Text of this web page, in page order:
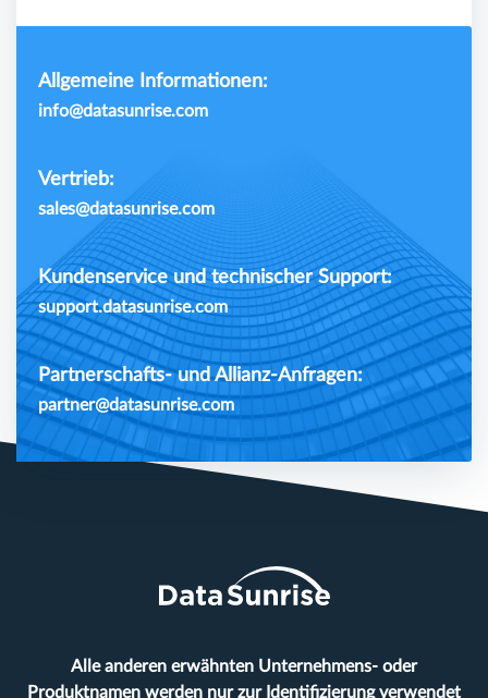
Allgemeine Informationen:
info@datasunrise.com
Vertrieb:
sales@datasunrise.com
Kundenservice und technischer Support:
support.datasunrise.com
Partnerschafts- und Allianz-Anfragen:
partner@datasunrise.com
Alle anderen erwähnten Unternehmens- oder
Produktnamen werden nur zur Identifizierung verwendet